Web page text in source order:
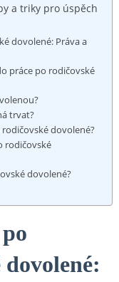
a triky pro úspěch
dovolené: Práva ⁤a
práce po rodičovské
trvat?
dovolené?
rodičovské
dovolené?